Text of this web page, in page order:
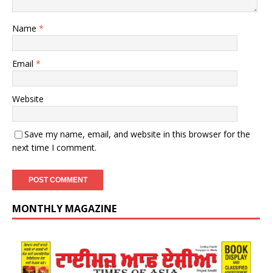
Name *
Email *
Website
Save my name, email, and website in this browser for the
next time I comment.
MONTHLY MAGAZINE